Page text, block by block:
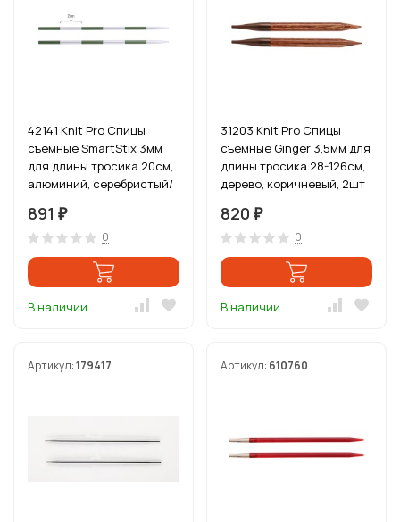
42141 Knit Pro Спицы
съемные SmartStix 3мм
для длины тросика 20см,
алюминий, серебристый/
891 ₽
0
В наличии
31203 Knit Pro Спицы
съемные Ginger 3,5мм для
длины тросика 28-126см,
дерево, коричневый, 2шт
820 ₽
0
В наличии
Артикул:179417 Артикул: 610760